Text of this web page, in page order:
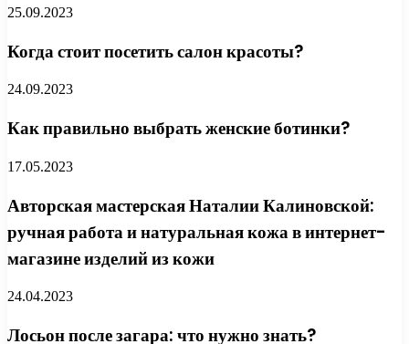
25.09.2023
Когда стоит посетить салон красоты?
24.09.2023
Как правильно выбрать женские ботинки?
17.05.2023
Авторская мастерская Наталии Калиновской:
ручная работа и натуральная кожа в интернет-
магазине изделий из кожи
24.04.2023
Лосьон после загара: что нужно знать?